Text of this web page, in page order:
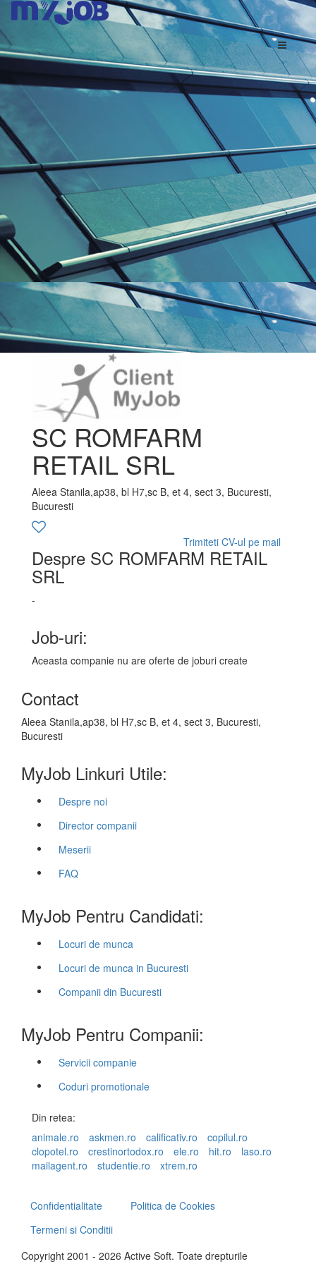
SC ROMFARM
RETAIL SRL
Aleea Stanila,ap38, bl H7,sc B, et 4, sect 3, Bucuresti,
Bucuresti
Trimiteti CV-ul pe mail
Despre SC ROMFARM RETAIL
SRL
-
Job-uri:
Aceasta companie nu are oferte de joburi create
Contact
Aleea Stanila,ap38, bl H7,sc B, et 4, sect 3, Bucuresti,
Bucuresti
MyJob Linkuri Utile:
Despre noi
Director companii
Meserii
FAQ
MyJob Pentru Candidati:
Locuri de munca
Locuri de munca in Bucuresti
Companii din Bucuresti
MyJob Pentru Companii:
Servicii companie
Coduri promotionale
Din retea:
animale.ro
askmen.ro calificativ.ro
copilul.ro
clopotel.ro
crestinortodox.ro ele.ro hit.ro
laso.ro
mailagent.ro
studentie.ro xtrem.ro
Confidentialitate
Politica de Cookies
Termeni si Conditii
Copyright 2001 - 2026 Active Soft. Toate drepturile